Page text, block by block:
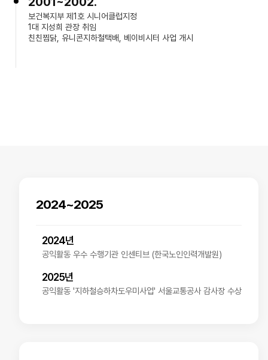
보건복지부 제1호 시니어클럽지정
1대 지성희 관장 취임
친친찜닭, 유니콘지하철택배, 베이비시터 사업 개시
2024~2025
2024년
공익활동 우수 수행기관 인센티브 (한국노인인력개발원)
2025년
공익활동 '지하철승하차도우미사업' 서울교통공사 감사장 수상